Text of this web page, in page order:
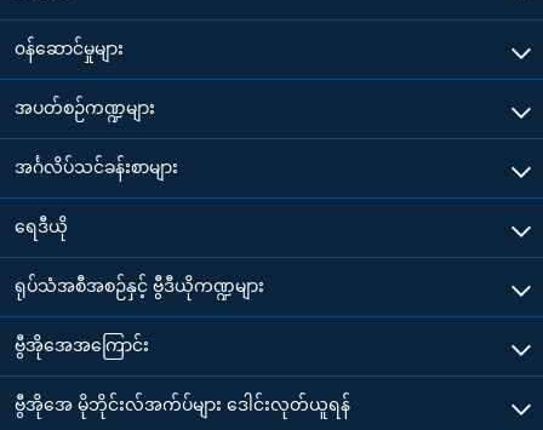
၀န်ဆောင်မှုများ
အပတ်စဉ်ကဏ္ဍများ
အင်္ဂလိပ်သင်ခန်းစာများ
ရေဒီယို
ရုပ်သံအစီအစဉ်နှင့် ဗွီဒီယိုကဏ္ဍများ
ဗွီအိုအေအကြောင်း
ဗွီအိုအေ မိုဘိုင်းလ်အက်ပ်များ ဒေါင်းလုတ်ယူရန်